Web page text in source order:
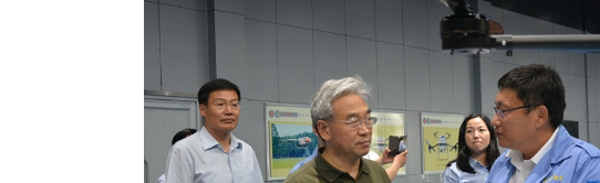
海蛟、省农业机械管理局副巡视员程双进等一行领导，在安阳市市委书记
利军及刘学平、王正茂、孙立新等其他区领导的陪同下莅临安阳全丰航空
王志国陪同张桃林副部长等领导对无人机生产标准、检测标准及农用无人